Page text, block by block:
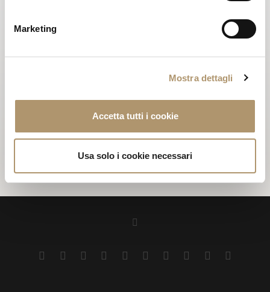
Marketing
Mostra dettagli
Accetta tutti i cookie
Usa solo i cookie necessari
fa esperienza.Scopri l'intervista completa e lasciati
ispirare dall'universo di AURA!
L'intervista completa è disponibile su youtube:
PHOTOGALLERY